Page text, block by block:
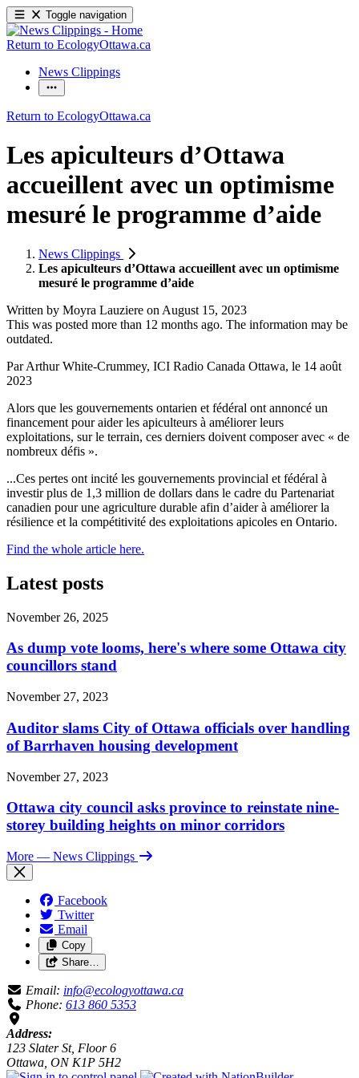
Toggle navigation
Return to EcologyOttawa.ca
News Clippings
Return to EcologyOttawa.ca
Les apiculteurs d’Ottawa
accueillent avec un optimisme
mesuré le programme d’aide
News Clippings
Les apiculteurs d’Ottawa accueillent avec un optimisme
mesuré le programme d’aide
Written by Moyra Lauziere on August 15, 2023
This was posted more than 12 months ago. The information may be
outdated.
Par Arthur White-Crummey, ICI Radio Canada Ottawa, le 14 août
2023
Alors que les gouvernements ontarien et fédéral ont annoncé un
financement pour aider les apiculteurs à améliorer leurs
exploitations, sur le terrain, ces derniers doivent composer avec « de
nombreux défis ».
...Ces pertes ont incité les gouvernements provincial et fédéral à
investir plus de 1,3 million de dollars dans le cadre du Partenariat
canadien pour une agriculture durable afin d’aider à améliorer la
résilience et la compétitivité des exploitations apicoles en Ontario.
Find the whole article here.
Latest posts
November 26, 2025
As dump vote looms, here's where some Ottawa city
councillors stand
November 27, 2023
Auditor slams City of Ottawa officials over handling
of Barrhaven housing development
November 27, 2023
Ottawa city council asks province to reinstate nine-
storey building heights on minor corridors
More — News Clippings
Facebook
Twitter
Email
Copy
Share…
Email: info@ecologyottawa.ca
Phone: 613 860 5353
Address:
123 Slater St, Floor 6
Ottawa, ON K1P 5H2